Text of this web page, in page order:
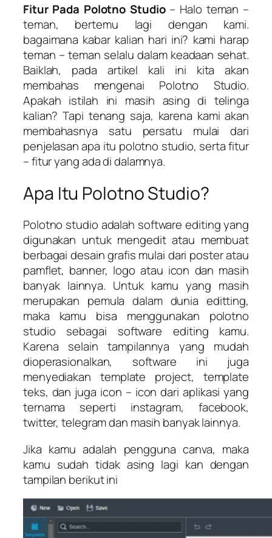
Fitur Pada Polotno Studio – Halo teman –
teman, bertemu lagi dengan kami.
bagaimana kabar kalian hari ini? kami harap
teman – teman selalu dalam keadaan sehat.
Baiklah, pada artikel kali ini kita akan
membahas mengenai Polotno Studio.
Apakah istilah ini masih asing di telinga
kalian? Tapi tenang saja, karena kami akan
membahasnya satu persatu mulai dari
penjelasan apa itu polotno studio, serta fitur
– fitur yang ada di dalamnya.
Apa Itu Polotno Studio?
Polotno studio adalah software editing yang
digunakan untuk mengedit atau membuat
berbagai desain grafis mulai dari poster atau
pamflet, banner, logo atau icon dan masih
banyak lainnya. Untuk kamu yang masih
merupakan pemula dalam dunia editting,
maka kamu bisa menggunakan polotno
studio sebagai software editing kamu.
Karena selain tampilannya yang mudah
dioperasionalkan, software ini juga
menyediakan template project, template
teks, dan juga icon – icon dari aplikasi yang
ternama seperti instagram, facebook,
twitter, telegram dan masih banyak lainnya.
Jika kamu adalah pengguna canva, maka
kamu sudah tidak asing lagi kan dengan
tampilan berikut ini